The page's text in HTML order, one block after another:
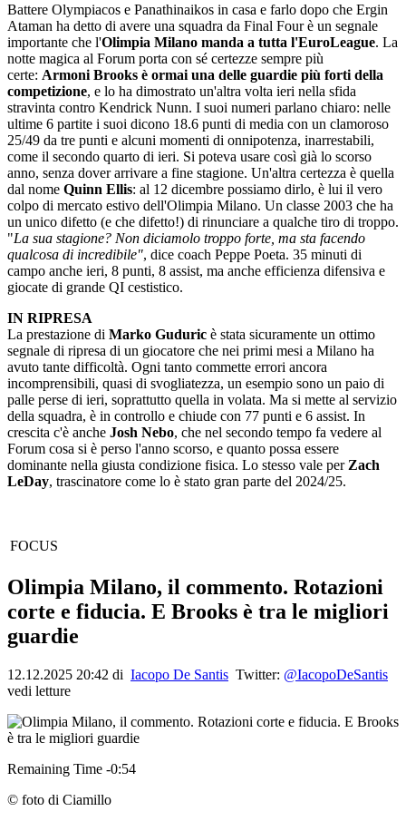
Battere Olympiacos e Panathinaikos in casa e farlo dopo che Ergin
Ataman ha detto di avere una squadra da Final Four è un segnale
importante che l'Olimpia Milano manda a tutta l'EuroLeague. La
notte magica al Forum porta con sé certezze sempre più
certe: Armoni Brooks è ormai una delle guardie più forti della
competizione, e lo ha dimostrato un'altra volta ieri nella sfida
stravinta contro Kendrick Nunn. I suoi numeri parlano chiaro: nelle
ultime 6 partite i suoi dicono 18.6 punti di media con un clamoroso
25/49 da tre punti e alcuni momenti di onnipotenza, inarrestabili,
come il secondo quarto di ieri. Si poteva usare così già lo scorso
anno, senza dover arrivare a fine stagione. Un'altra certezza è quella
dal nome Quinn Ellis: al 12 dicembre possiamo dirlo, è lui il vero
colpo di mercato estivo dell'Olimpia Milano. Un classe 2003 che ha
un unico difetto (e che difetto!) di rinunciare a qualche tiro di troppo.
"La sua stagione? Non diciamolo troppo forte, ma sta facendo
qualcosa di incredibile", dice coach Peppe Poeta. 35 minuti di
campo anche ieri, 8 punti, 8 assist, ma anche efficienza difensiva e
giocate di grande QI cestistico.
IN RIPRESA
La prestazione di Marko Guduric è stata sicuramente un ottimo
segnale di ripresa di un giocatore che nei primi mesi a Milano ha
avuto tante difficoltà. Ogni tanto commette errori ancora
incomprensibili, quasi di svogliatezza, un esempio sono un paio di
palle perse di ieri, soprattutto quella in volata. Ma si mette al servizio
della squadra, è in controllo e chiude con 77 punti e 6 assist. In
crescita c'è anche Josh Nebo, che nel secondo tempo fa vedere al
Forum cosa si è perso l'anno scorso, e quanto possa essere
dominante nella giusta condizione fisica. Lo stesso vale per Zach
LeDay, trascinatore come lo è stato gran parte del 2024/25.
FOCUS
Olimpia Milano, il commento. Rotazioni
corte e fiducia. E Brooks è tra le migliori
guardie
12.12.2025 20:42 di Iacopo De Santis Twitter: @IacopoDeSantis
vedi letture
Remaining Time -0:54
© foto di Ciamillo